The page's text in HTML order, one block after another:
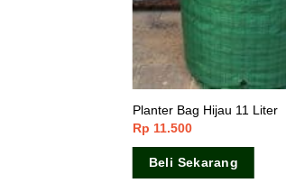
Planter Bag Hijau 11 Liter
Rp 11.500
Beli Sekarang